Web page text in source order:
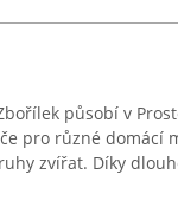
působí v
pro různé domácí
zvířat. Díky